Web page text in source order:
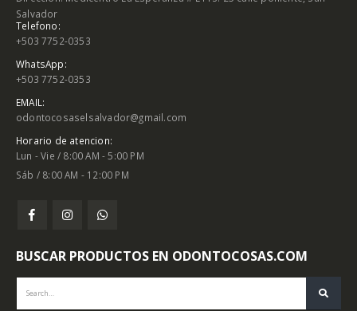
Salvador
Telefono:
+503 7752-0353
WhatsApp:
+503 7752-0353
EMAIL:
odontocosaselsalvador@gmail.com
Horario de atencion:
Lun - Vie / 8:00 AM - 5:00 PM
Sáb / 8:00 AM - 12:00 PM
BUSCAR PRODUCTOS EN ODONTOCOSAS.COM